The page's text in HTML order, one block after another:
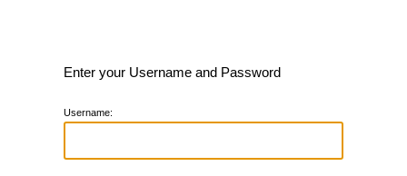
Enter your Username and Password
Username: